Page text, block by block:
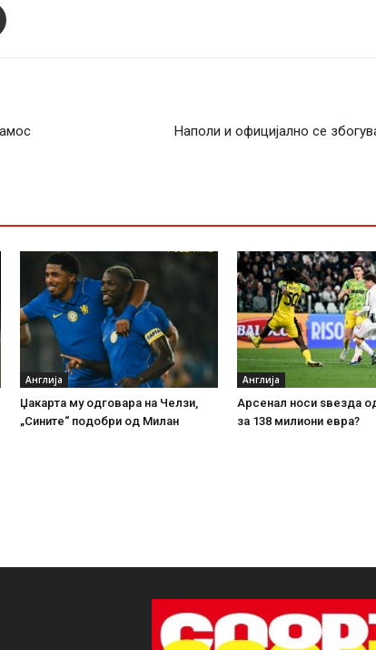
Наполи и официјално се
Англија
Џакарта му одговара на Челзи,
„Сините“ подобри од Милан
Англија
Арсенал носи ѕвезда
за 138 милиони евра?